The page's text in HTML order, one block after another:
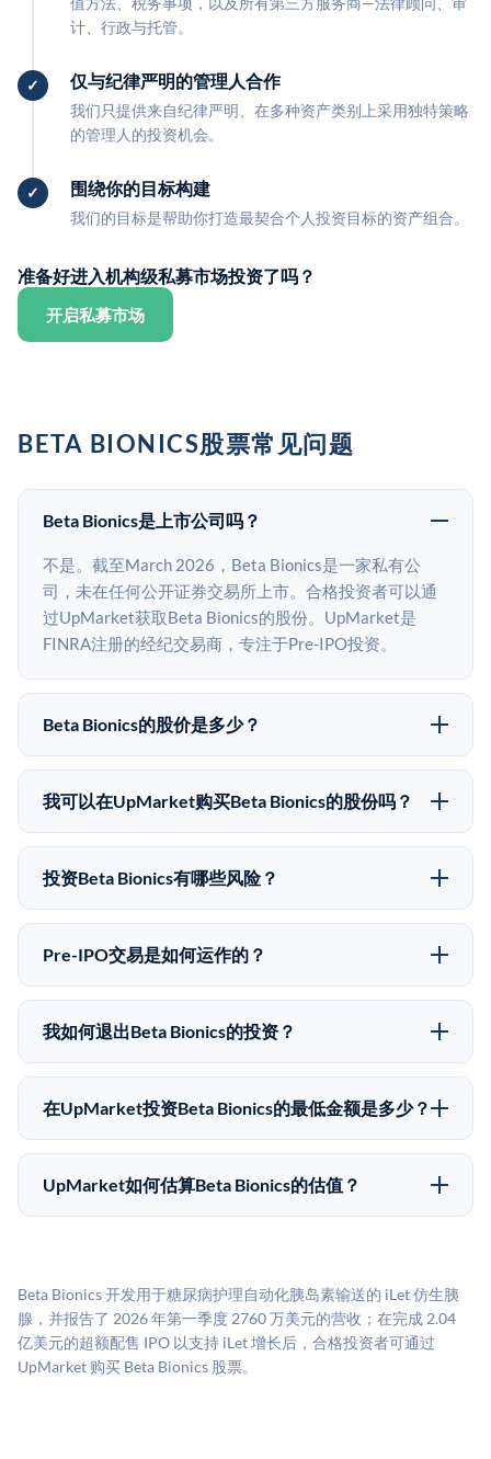
计、行政与托管。
仅与纪律严明的管理人合作
我们只提供来自纪律严明、在多种资产类别上采用独特策略
的管理人的投资机会。
围绕你的目标构建
我们的目标是帮助你打造最契合个人投资目标的资产组合。
准备好进入机构级私募市场投资了吗？
开启私募市场
BETA BIONICS股票常见问题
Beta Bionics是上市公司吗？
不是。截至March 2026，Beta Bionics是一家私有公
司，未在任何公开证券交易所上市。合格投资者可以通
过UpMarket获取Beta Bionics的股份。UpMarket是
FINRA注册的经纪交易商，专注于Pre-IPO投资。
Beta Bionics的股价是多少？
Beta Bionics没有公开股价，因为它是一家私有公司。最
近的已知股价来自其最近一轮融资。 二级市场上的Pre-
有所不同。
我可以在UpMarket购买Beta Bionics的股份吗？
可以。合格投资者可以通过填写本页表单或在
upmarket.co创建账户来表达对Beta Bionics股份的投资
为50,000美元。UpMarket是FINRA注册的经纪交易
商，自2019年以来已经纪超过5亿美元的另类投资。
投资Beta Bionics有哪些风险？
Pre-IPO投资存在重大风险。Beta Bionics的股份流动性
低，意味着没有公开市场可以快速出售。不存在确定的
应做好可能全部损失的准备。私有公司的估值在融资轮
次之间可能大幅波动。投资者应在投资前咨询其财务顾
Pre-IPO交易是如何运作的？
在Pre-IPO交易中，合格投资者通过二级市场平台从现有
股东（如员工、早期投资者或其他持有人）处购买股
为FINRA注册的经纪交易商促成这些交易，代表双方处
理合规、文件和结算事宜。
我如何退出Beta Bionics的投资？
Pre-IPO持股主要有两种退出途径：在二级市场将股份出
售给其他买家，或持有直到公司完成IPO或被收购。两
市场条件。任何退出的时间都是不可预测的，投资者应
做好多年持有的准备。
在UpMarket投资Beta Bionics的最低金额是多少？
UpMarket上大多数Pre-IPO产品的最低投资金额为
50,000美元。具体金额可能因产品和股份供应情况而有
UpMarket如何估算Beta Bionics的估值？
司可比倍数应用私有公司折扣，以反映流动性不足和信
息不对称。此估值不构成投资建议，可能与实际交易价
格存在重大差异。
Beta Bionics 开发用于糖尿病护理自动化胰岛素输送的 iLet 仿生胰
腺，并报告了 2026 年第一季度 2760 万美元的营收；在完成 2.04
亿美元的超额配售 IPO 以支持 iLet 增长后，合格投资者可通过
UpMarket 购买 Beta Bionics 股票。